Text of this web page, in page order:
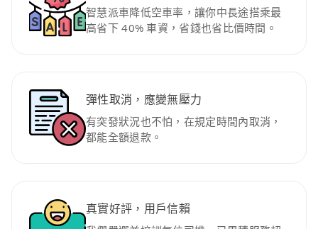
智慧派車降低空車率，讓你中長途搭乘最
高省下 40% 車資，省錢也省比價時間。
彈性取消，應變無壓力
有突發狀況也不怕，在規定時間內取消，
都能全額退款。
真實好評，用戶信賴